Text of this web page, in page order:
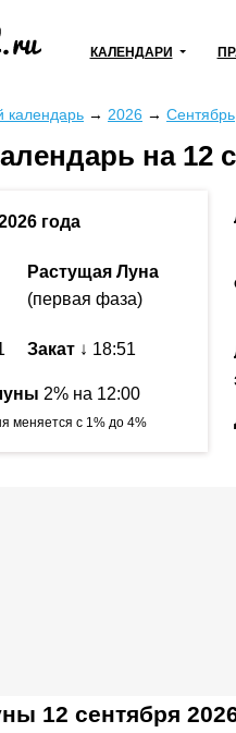
КАЛЕНДАРИ
календарь → 2026 → Сентябрь
на 12
года
Растущая Луна
(первая фаза)
Закат ↓ 18:51
2% на 12:00
меняется с 1% до 4%
12 сентября